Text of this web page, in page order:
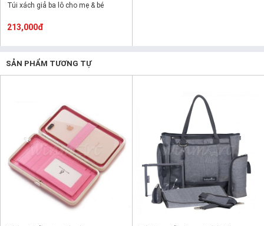
Túi xách giả ba lô cho mẹ & bé
213,000đ
SẢN PHẨM TƯƠNG TỰ